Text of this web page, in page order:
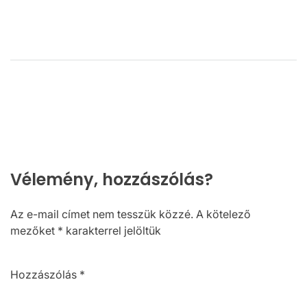
Vélemény, hozzászólás?
Az e-mail címet nem tesszük közzé. A kötelező
mezőket * karakterrel jelöltük
Hozzászólás *